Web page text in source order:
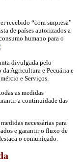
recebido “com surpresa”
de países autorizados a
humano para o
divulgada pelo
Agricultura e Pecuária e
e Serviços.
as medidas
a continuidade das
necessárias para
e garantir o fluxo de
o comunicado.